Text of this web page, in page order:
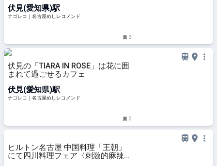
伏見(愛知県)駅
ナゴレコ｜名古屋めしレコメンド
3
伏見の「TIARA IN ROSE」は花に囲
まれて過ごせるカフェ
伏見(愛知県)駅
ナゴレコ｜名古屋めしレコメンド
3
ヒルトン名古屋 中国料理「王朝」
にて四川料理フェア〈刺激的麻辣